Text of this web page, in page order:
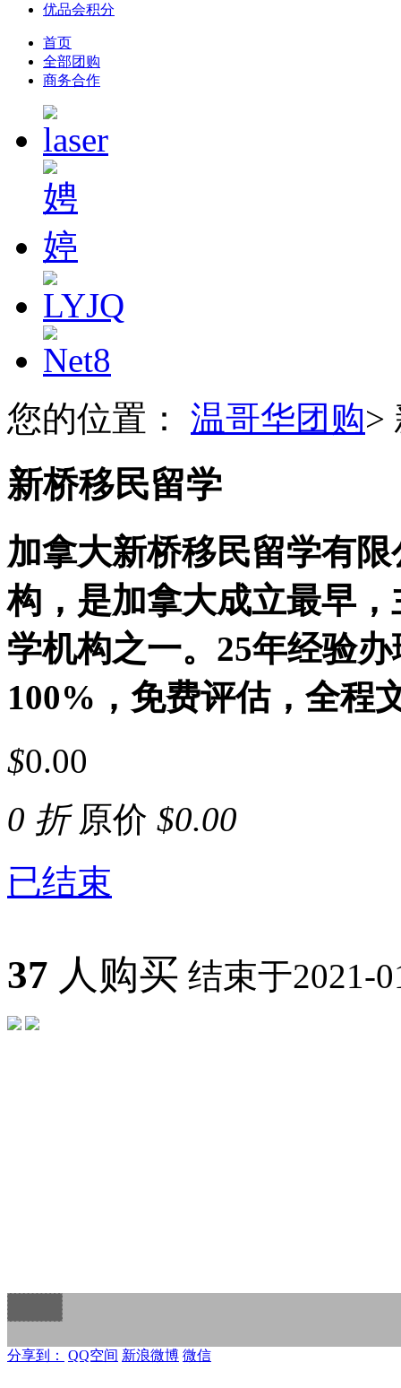
优品会积分
首页
全部团购
商务合作
您的位置： 温哥华团购>
新桥移民留学
加拿大新桥移民留学有
构，是加拿大成立最早
学机构之一。25年经验
100%，免费评估，全程
$0.00
0 折 原价 $0.00
已结束
37 人购买 结束于2021-
分享到： QQ空间 新浪微博 微信